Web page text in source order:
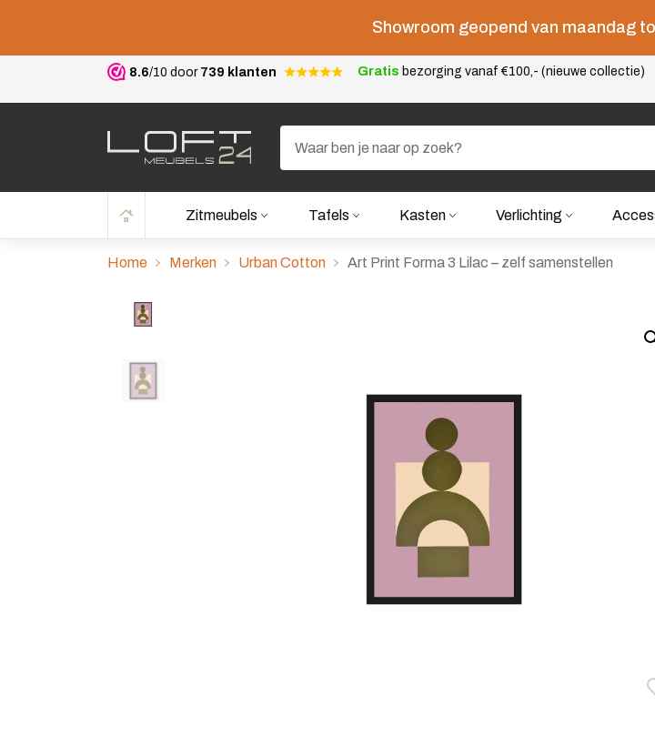
Showroom geopend van maandag
8.6/10 door 739 klanten Gratis bezorging vanaf €100,- (nieuwe collectie)
Zitmeubels Tafels Kasten Verlichting
Home Merken Urban Cotton Art Print Forma 3 Lilac – zelf samenstellen